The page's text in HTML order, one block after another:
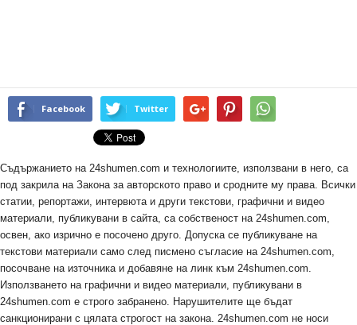
Facebook Twitter
Съдържанието на 24shumen.com и технологиите, използвани в него, са
под закрила на Закона за авторското право и сродните му права. Всички
статии, репортажи, интервюта и други текстови, графични и видео
материали, публикувани в сайта, са собственост на 24shumen.com,
освен, ако изрично е посочено друго. Допуска се публикуване на
текстови материали само след писмено съгласие на 24shumen.com,
посочване на източника и добавяне на линк към 24shumen.com.
Използването на графични и видео материали, публикувани в
24shumen.com е строго забранено. Нарушителите ще бъдат
санкционирани с цялата строгост на закона. 24shumen.com не носи